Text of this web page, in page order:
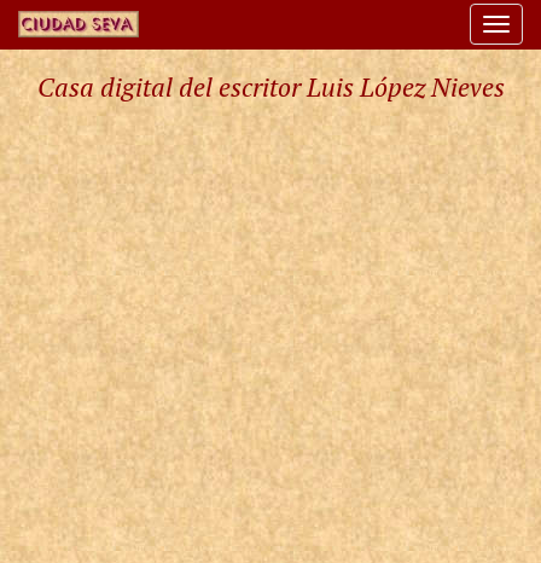
Casa digital del escritor Luis López Nieves